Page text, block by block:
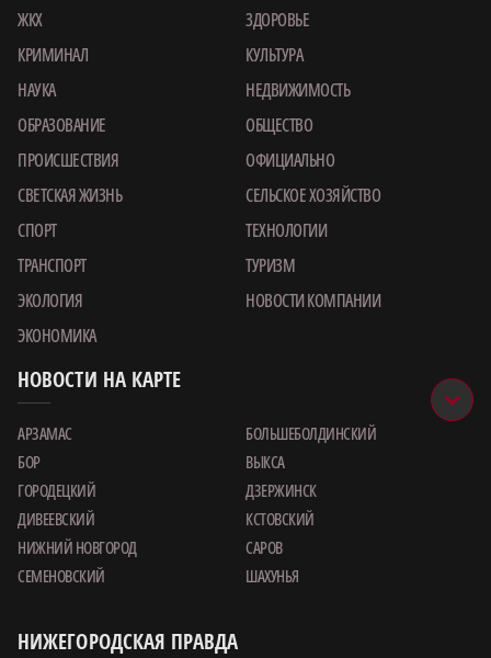
ЖКХ
ЗДОРОВЬЕ
КРИМИНАЛ
КУЛЬТУРА
НАУКА
НЕДВИЖИМОСТЬ
ОБРАЗОВАНИЕ
ОБЩЕСТВО
ПРОИСШЕСТВИЯ
ОФИЦИАЛЬНО
СВЕТСКАЯ ЖИЗНЬ
СЕЛЬСКОЕ ХОЗЯЙСТВО
СПОРТ
ТЕХНОЛОГИИ
ТРАНСПОРТ
ТУРИЗМ
ЭКОЛОГИЯ
НОВОСТИ КОМПАНИИ
ЭКОНОМИКА
НОВОСТИ НА КАРТЕ
АРЗАМАС
БОЛЬШЕБОЛДИНСКИЙ
БОР
ВЫКСА
ГОРОДЕЦКИЙ
ДЗЕРЖИНСК
ДИВЕЕВСКИЙ
КСТОВСКИЙ
НИЖНИЙ НОВГОРОД
САРОВ
СЕМЕНОВСКИЙ
ШАХУНЬЯ
НИЖЕГОРОДСКАЯ ПРАВДА